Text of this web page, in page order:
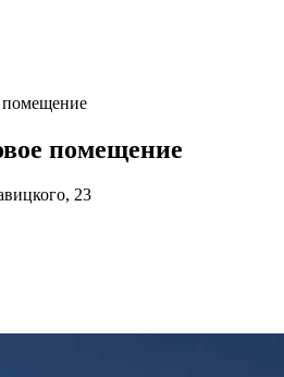
помещение
помещение
23